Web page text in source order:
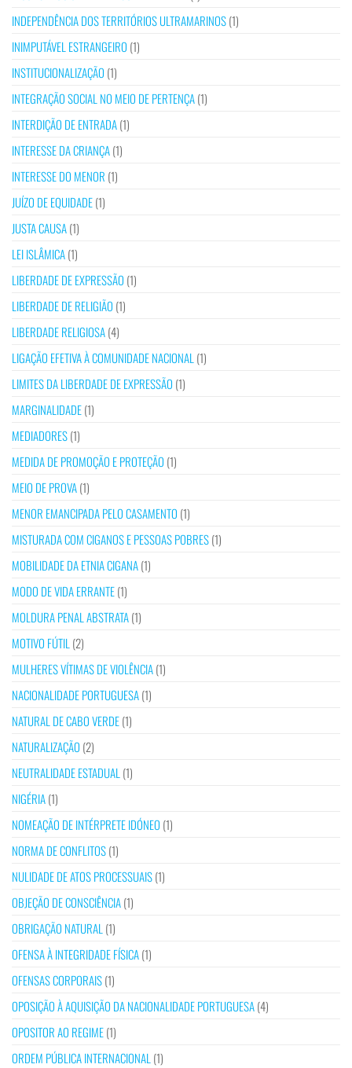
INDEPENDÊNCIA DOS TERRITÓRIOS ULTRAMARINOS(1)
INIMPUTÁVEL ESTRANGEIRO (1)
INSTITUCIONALIZAÇÃO (1)
INTEGRAÇÃO SOCIAL NO MEIO DE PERTENÇA(1)
INTERDIÇÃO DE ENTRADA(1)
INTERESSE DA CRIANÇA(1)
INTERESSE DO MENOR (1)
JUÍZO DE EQUIDADE(1)
JUSTA CAUSA(1)
LEI ISLÂMICA(1)
LIBERDADE DE EXPRESSÃO (1)
LIBERDADE DE RELIGIÃO (1)
LIBERDADE RELIGIOSA(4)
LIGAÇÃO EFETIVA À COMUNIDADE NACIONAL (1)
LIMITES DA LIBERDADE DE EXPRESSÃO (1)
MARGINALIDADE(1)
MEDIADORES(1)
MEDIDA DE PROMOÇÃO E PROTEÇÃO (1)
MEIO DE PROVA(1)
MENOR EMANCIPADA PELO CASAMENTO (1)
MISTURADA COM CIGANOS E PESSOAS POBRES(1)
MOBILIDADE DA ETNIA CIGANA(1)
MODO DE VIDA ERRANTE(1)
MOLDURA PENAL ABSTRATA(1)
MOTIVO FÚTIL (2)
MULHERES VÍTIMAS DE VIOLÊNCIA(1)
NACIONALIDADE PORTUGUESA(1)
NATURAL DE CABO VERDE(1)
NATURALIZAÇÃO (2)
NEUTRALIDADE ESTADUAL (1)
NIGÉRIA(1)
NOMEAÇÃO DE INTÉRPRETE IDÓNEO (1)
NORMA DE CONFLITOS(1)
NULIDADE DE ATOS PROCESSUAIS(1)
OBJEÇÃO DE CONSCIÊNCIA(1)
OBRIGAÇÃO NATURAL (1)
OFENSA À INTEGRIDADE FÍSICA(1)
OFENSAS CORPORAIS(1)
OPOSIÇÃO À AQUISIÇÃO DA NACIONALIDADE PORTUGUESA(4)
OPOSITOR AO REGIME(1)
ORDEM PÚBLICA INTERNACIONAL (1)